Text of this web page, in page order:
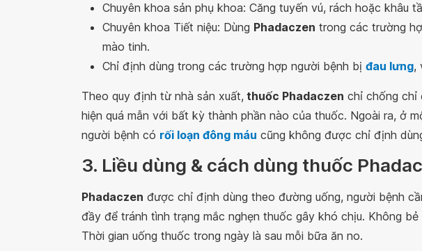
Chuyên khoa sản phụ khoa: Căng tuyến vú, rách hoặc khâu
Chuyên khoa Tiết niệu: Dùng Phadaczen trong các trường
mào tinh.
Chỉ định dùng trong các trường hợp người bệnh bị đau lưng,
Theo quy định từ nhà sản xuất, thuốc Phadaczen chỉ chống chỉ
hiện quá mẫn với bất kỳ thành phần nào của thuốc. Ngoài ra, ở
người bệnh có rối loạn đông máu cũng không được chỉ định
3. Liều dùng & cách dùng thuốc
Phadaczen được chỉ định dùng theo đường uống, người bệnh
đầy để tránh tình trạng mắc nghẹn thuốc gây khó chịu. Không
Thời gian uống thuốc trong ngày là sau mỗi bữa ăn no.